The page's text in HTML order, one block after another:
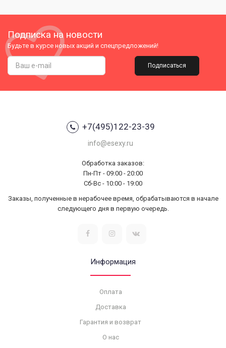
Подписка на новости
Будьте в курсе новых акций и спецпредложений!
Подписаться
+7(495)122-23-39
info@esexy.ru
Обработка заказов:
Пн-Пт - 09:00 - 20:00
Сб-Вс - 10:00 - 19:00
Заказы, полученные в нерабочее время, обрабатываются в начале
следующего дня в первую очередь.
Информация
Оплата
Доставка
Гарантия и возврат
О нас